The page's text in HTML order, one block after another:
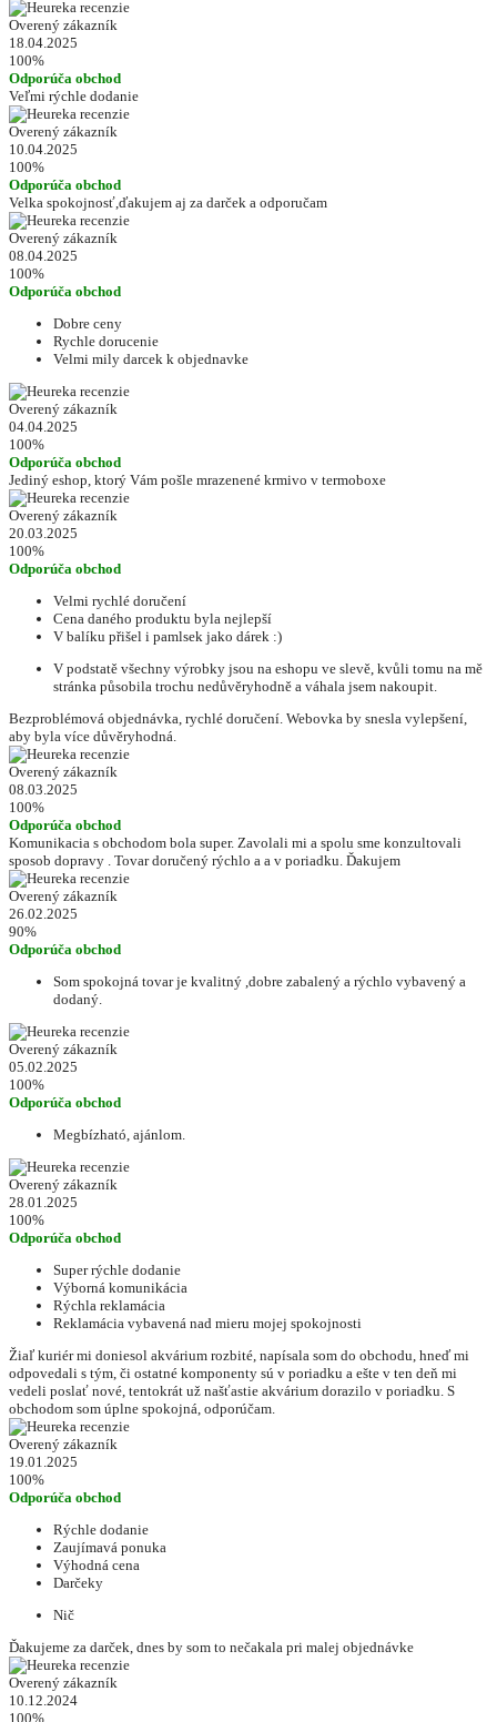
Overený zákazník
18.04.2025
100%
Odporúča obchod
Veľmi rýchle dodanie
Overený zákazník
10.04.2025
100%
Odporúča obchod
Velka spokojnosť,ďakujem aj za darček a odporučam
Overený zákazník
08.04.2025
100%
Odporúča obchod
Dobre ceny
Rychle dorucenie
Velmi mily darcek k objednavke
Overený zákazník
04.04.2025
100%
Odporúča obchod
Jediný eshop, ktorý Vám pošle mrazenené krmivo v termoboxe
Overený zákazník
20.03.2025
100%
Odporúča obchod
Velmi rychlé doručení
Cena daného produktu byla nejlepší
V balíku přišel i pamlsek jako dárek :)
V podstatě všechny výrobky jsou na eshopu ve slevě, kvůli tomu na mě
stránka působila trochu nedůvěryhodně a váhala jsem nakoupit.
Bezproblémová objednávka, rychlé doručení. Webovka by snesla vylepšení,
aby byla více důvěryhodná.
Overený zákazník
08.03.2025
100%
Odporúča obchod
Komunikacia s obchodom bola super. Zavolali mi a spolu sme konzultovali
sposob dopravy . Tovar doručený rýchlo a a v poriadku. Ďakujem
Overený zákazník
26.02.2025
90%
Odporúča obchod
Som spokojná tovar je kvalitný ,dobre zabalený a rýchlo vybavený a
dodaný.
Overený zákazník
05.02.2025
100%
Odporúča obchod
Megbízható, ajánlom.
Overený zákazník
28.01.2025
100%
Odporúča obchod
Super rýchle dodanie
Výborná komunikácia
Rýchla reklamácia
Reklamácia vybavená nad mieru mojej spokojnosti
Žiaľ kuriér mi doniesol akvárium rozbité, napísala som do obchodu, hneď mi
odpovedali s tým, či ostatné komponenty sú v poriadku a ešte v ten deň mi
vedeli poslať nové, tentokrát už našťastie akvárium dorazilo v poriadku. S
obchodom som úplne spokojná, odporúčam.
Overený zákazník
19.01.2025
100%
Odporúča obchod
Rýchle dodanie
Zaujímavá ponuka
Výhodná cena
Darčeky
Nič
Ďakujeme za darček, dnes by som to nečakala pri malej objednávke
Overený zákazník
10.12.2024
100%